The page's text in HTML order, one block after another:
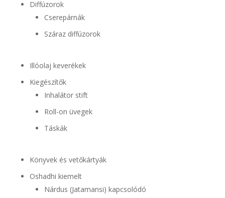
Diffúzorok
Cserepárnák
Száraz diffúzorok
Illóolaj keverékek
Kiegészítők
Inhalátor stift
Roll-on üvegek
Táskák
Könyvek és vetőkártyák
Oshadhi kiemelt
Nárdus (Jatamansi) kapcsolódó